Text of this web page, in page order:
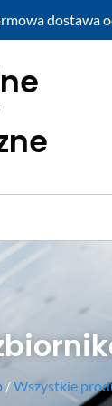
dostawa
/Wszystkie